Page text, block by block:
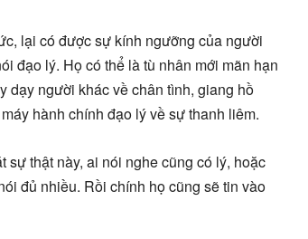
lại có được sự kính ngưỡng của người
đạo lý. Họ có thể là tù nhân mới mãn hạn
dạy người khác về chân tình, giang hồ
hành chính đạo lý về sự thanh liêm.
sự thật này, ai nói nghe cũng có lý, hoặc
đủ nhiều. Rồi chính họ cũng sẽ tin vào